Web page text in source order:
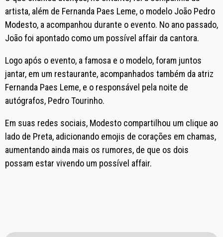
artista, além de Fernanda Paes Leme, o modelo João Pedro
Modesto, a acompanhou durante o evento. No ano passado,
João foi apontado como um possível affair da cantora.
Logo após o evento, a famosa e o modelo, foram juntos
jantar, em um restaurante, acompanhados também da atriz
Fernanda Paes Leme, e o responsável pela noite de
autógrafos, Pedro Tourinho.
Em suas redes sociais, Modesto compartilhou um clique ao
lado de Preta, adicionando emojis de corações em chamas,
aumentando ainda mais os rumores, de que os dois
possam estar vivendo um possível affair.